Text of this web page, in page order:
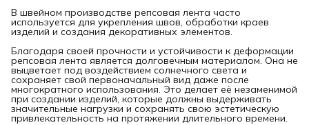
В швейном производстве репсовая лента часто
используется для укрепления швов, обработки краев
изделий и создания декоративных элементов.
Благодаря своей прочности и устойчивости к деформации
репсовая лента является долговечным материалом. Она не
выцветает под воздействием солнечного света и
сохраняет свой первоначальный вид даже после
многократного использования. Это делает её незаменимой
при создании изделий, которые должны выдерживать
значительные нагрузки и сохранять свою эстетическую
привлекательность на протяжении длительного времени.